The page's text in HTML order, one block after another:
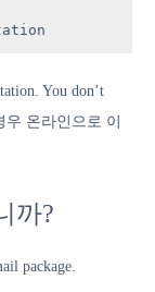
You don’t
우 온라인으로 이
까?
package.